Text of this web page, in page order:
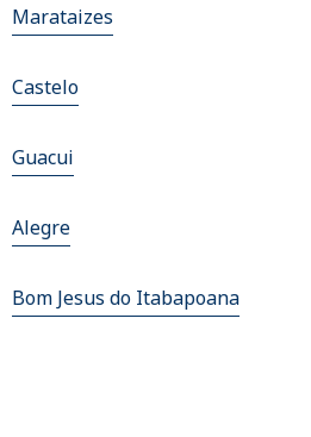
Marataizes
Castelo
Guacui
Alegre
Bom Jesus do Itabapoana